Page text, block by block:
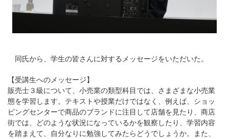
同氏から、学生の皆さんに対するメッセージをいただいた。
【受講生へのメッセージ】
販売士３級について、小売業の類型科目では、さまざまな小売業
態を学習します。テキストや授業だけではなく、例えば、ショッ
ピングセンターで商品のブランドに注目して店舗を見たり、商店
街では、どのような状況になっているかを観察したり、学習内容
を踏まえて、自分なりに勉強してみたらどうでしょうか。また、